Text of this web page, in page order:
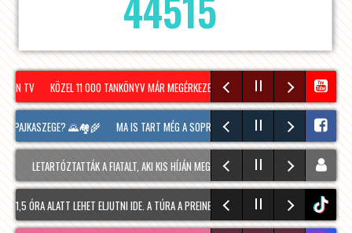
TV KÖZEL 11 000 TANKÖNYV MÁR MEGÉRKEZETT SOPRONBA A KÖVETKEZŐ
PAJKASZEGE? 🌄🏘️🌾 MA IS TART MÉG A SOPRONI BORÜNNEP, 20 ÓRAKOR A
LETARTÓZTATTÁK A FIATALT, AKI KIS HÍJÁN MEGÖLT EGY 28 ÉVES FÉRFIT SOPRONBAN
ÓRA ALATT LEHET ELJUTNI IDE. A TÚRA A PREINER GSCHEID PARKOLÓBÓL INDUL ÉS
tiktok